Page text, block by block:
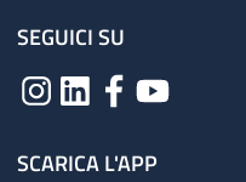
SEGUICI SU
SCARICA L'APP